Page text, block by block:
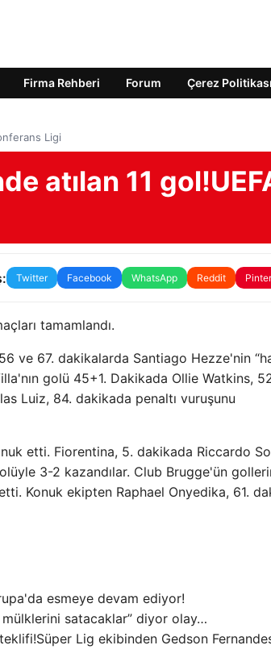
Firma Rehberi Forum Çerez Politikası
Ligi
atılan 11
Twitter Facebook WhatsApp Reddit
tamamlandı.
ve 67. dakikalarda Santiago Hezze'nin
golü 45+1. Dakikada Ollie Watkins,
Luiz, 84. dakikada penaltı vuruşunu
etti. Fiorentina, 5. dakikada Riccardo
3-2 kazandılar. Club Brugge'ün
Konuk ekipten Raphael Onyedika, 61.
esmeye devam ediyor!
mülklerini satacaklar” diyor olay…
Süper Lig ekibinden Gedson